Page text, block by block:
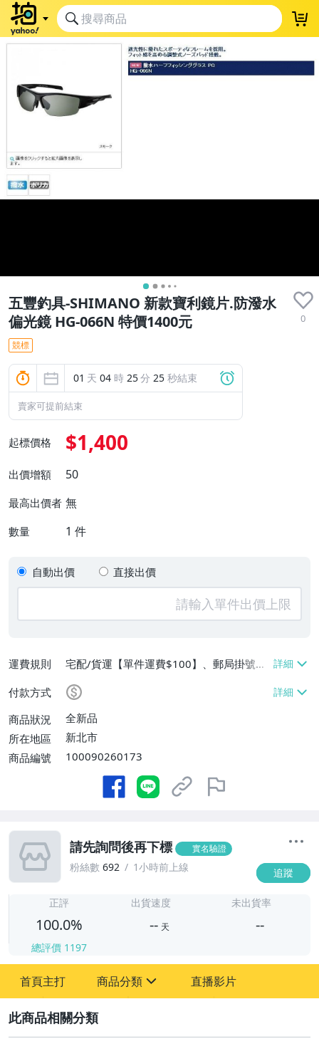
五豐釣具-SHIMANO 新款寶利鏡片.防潑水
偏光鏡 HG-066N 特價1400元
0
競標
01 天 04 時 25分 24 秒結束
賣家可提前結束
起標價格 $1,400
出價增額 50
最高出價者 無
數量 1 件
自動出價 直接出價
運費規則
宅配/貨運【單件運費$100】、郵局掛號
【單件運費$65】
付款方式
商品狀況
全新品
所在地區
新北市
商品編號
100090260173
請先詢問後再下標 實名驗證
粉絲數 692 1小時前上線 追蹤
正評
100.0%
總評價 1197
出貨速度
-- 天
未出貨率
--
首頁主打 商品分類
運動、戶外與休閒
直播影片